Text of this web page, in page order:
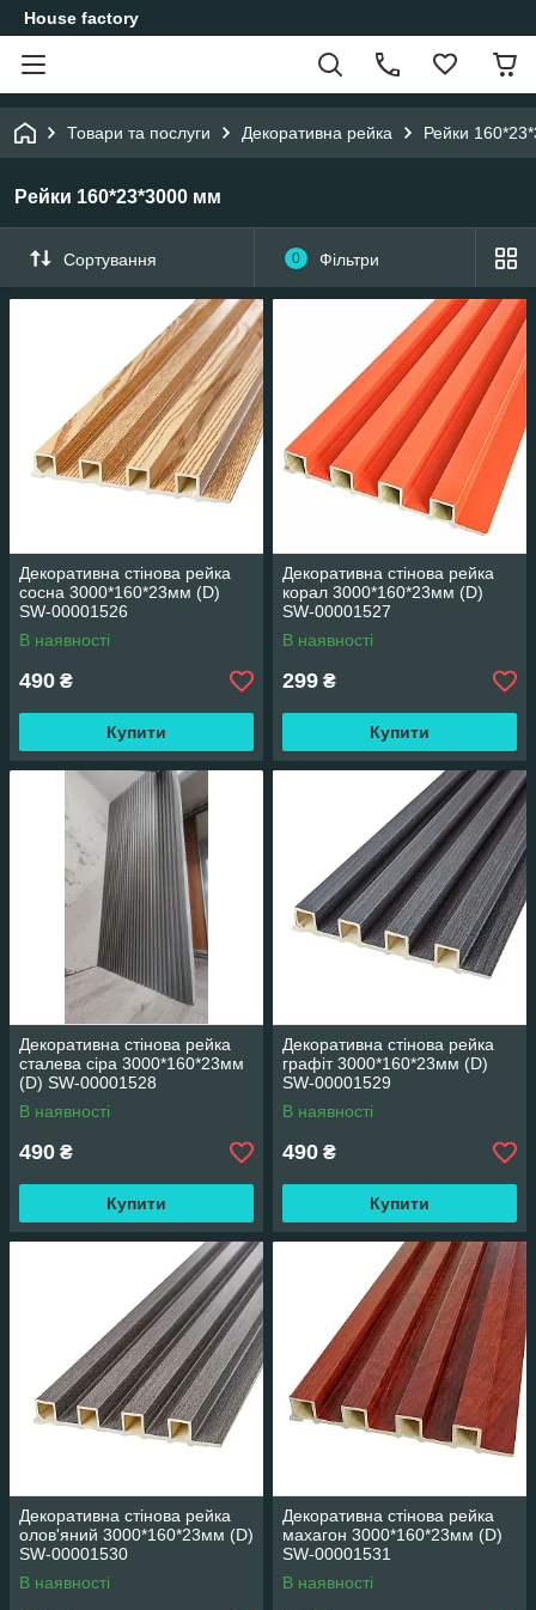
House factory
Товари та послуги Декоративна рейка Рейки
Рейки 160*23*3000 мм
Сортування 0 Фільтри
Декоративна стінова рейка
сосна 3000*160*23мм (D)
SW-00001526
В наявності
490 ₴
Купити
Декоративна стінова рейка
корал 3000*160*23мм (D)
SW-00001527
В наявності
299 ₴
Купити
Декоративна стінова рейка
сталева сіра 3000*160*23мм
(D) SW-00001528
В наявності
490 ₴
Купити
Декоративна стінова рейка
графіт 3000*160*23мм (D)
SW-00001529
В наявності
490 ₴
Купити
Декоративна стінова рейка
олов'яний 3000*160*23мм (D)
SW-00001530
В наявності
Декоративна стінова рейка
махагон 3000*160*23мм (D)
SW-00001531
В наявності